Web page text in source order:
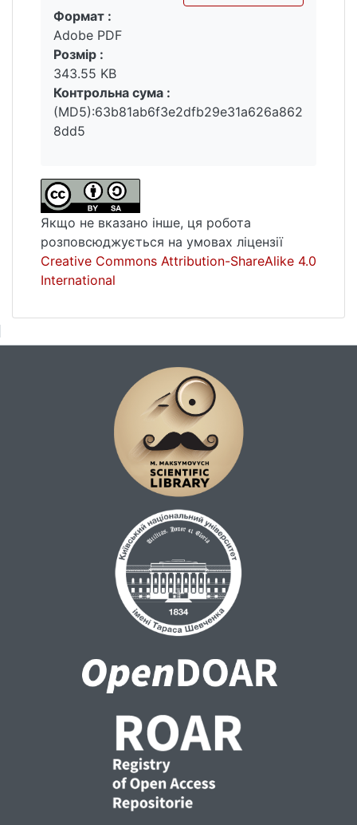
Вантажиться...
Формат :
Adobe PDF
Розмір :
343.55 KB
Контрольна сума :
(MD5):63b81ab6f3e2dfb29e31a626a862
8dd5
Якщо не вказано інше, ця робота
розповсюджується на умовах ліцензії
Creative Commons Attribution-ShareAlike 4.0
International